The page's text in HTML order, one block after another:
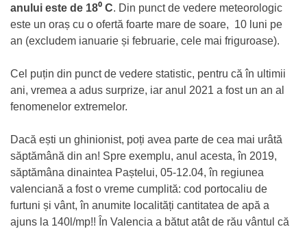
anului este de 18⁰ C. Din punct de vedere meteorologic
este un oraș cu o ofertă foarte mare de soare, 10 luni pe
an (excludem ianuarie și februarie, cele mai friguroase).
Cel puțin din punct de vedere statistic, pentru că în ultimii
ani, vremea a adus surprize, iar anul 2021 a fost un an al
fenomenelor extremelor.
Dacă ești un ghinionist, poți avea parte de cea mai urâtă
săptămână din an! Spre exemplu, anul acesta, în 2019,
săptămâna dinaintea Paștelui, 05-12.04, în regiunea
valenciană a fost o vreme cumplită: cod portocaliu de
furtuni și vânt, în anumite localități cantitatea de apă a
ajuns la 140l/mp!! În Valencia a bătut atât de rău vântul că